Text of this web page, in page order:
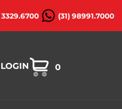
3329.6700 (31) 98991.7000
LOGIN 0